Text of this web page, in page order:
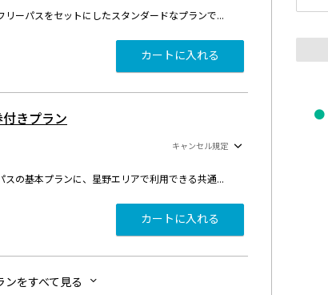
ホテル自慢の朝食と星野温泉 トンボの湯のフリーパスをセットにしたスタンダードなプランです。
カートに入れる
きプラン
キャンセル規定
ホテルの朝食、星野温泉 トンボの湯フリーパスの基本プランに、星野エリアで利用できる共通券3,000円分がついたプランです。夕食はもちろん、ショッピングでも利用いただけます。
カートに入れる
ンをすべて見る
●